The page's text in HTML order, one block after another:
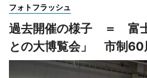
フォトフラッシュ
過去開催の様子 ＝ 富
との大博覧会」 市制60